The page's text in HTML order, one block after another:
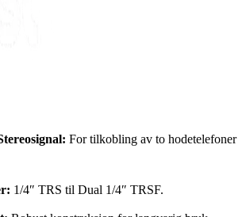
For tilkobling av to hodetelefoner
1/4″ TRS til Dual 1/4″ TRSF.